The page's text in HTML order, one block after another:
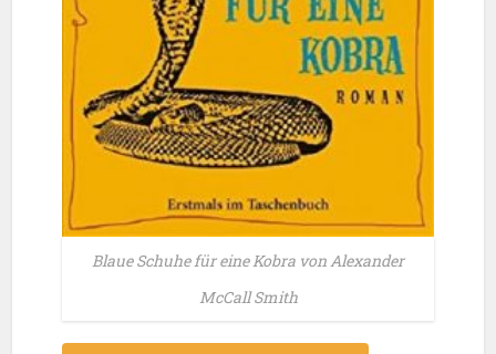
Blaue Schuhe für eine Kobra von Alexander
McCall Smith